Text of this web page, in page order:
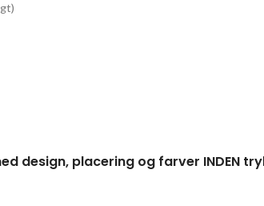
design, placering og farver INDEN